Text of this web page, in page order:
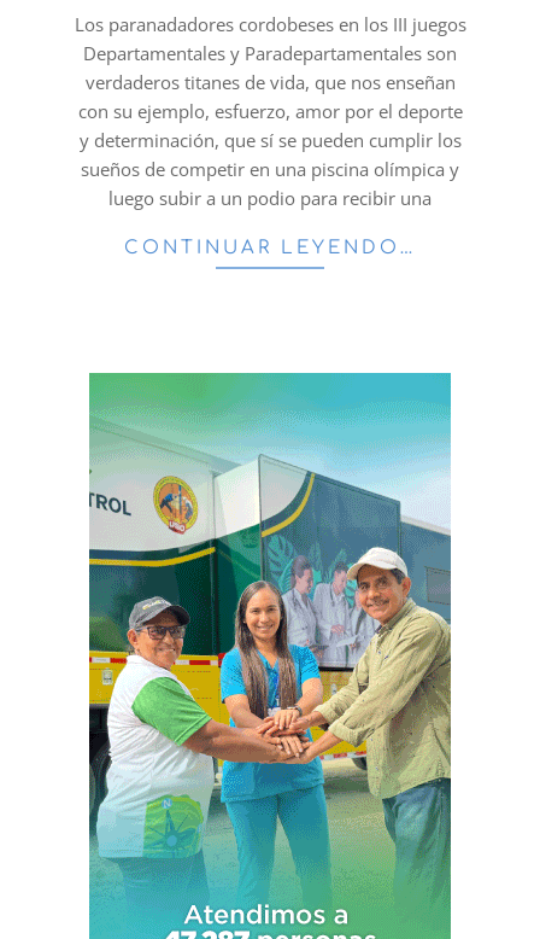
13Los paranadadores cordobeses en los III juegos
Departamentales y Paradepartamentales son
verdaderos titanes de vida, que nos enseñan
con su ejemplo, esfuerzo, amor por el deporte
y determinación, que sí se pueden cumplir los
sueños de competir en una piscina olímpica y
luego subir a un podio para recibir una
CONTINUAR LEYENDO…